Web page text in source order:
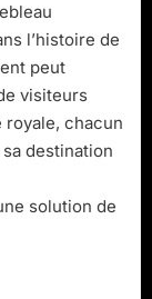
la
taxi
pour
château
l’histoire de
peut
visiteurs
chacun
destination
solution de